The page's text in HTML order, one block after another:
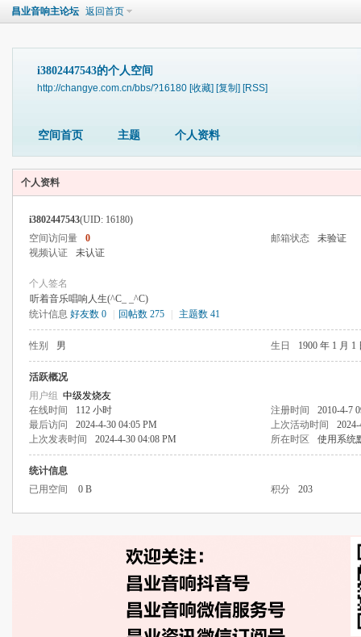
昌业音响主论坛 返回首页
i3802447543的个人空间
http://changye.com.cn/bbs/?16180 [收藏] [复制] [RSS]
空间首页 主题 个人资料
个人资料
i3802447543(UID: 16180)
空间访问量
0 邮箱状态
未验证
视频认证
未认证
个人签名
听着音乐唱响人生(^C_ _^C)
统计信息 好友数 0 回帖数 275 主题数 41
性别 男 生日 1900 年 1 月 1
活跃概况
用户组 中级发烧友
在线时间
112 小时 注册时间
2010-4-7
最后访问
2024-4-30 04:05 PM 上次活动时间
上次发表时间
2024-4-30 04:08 PM 所在时区 使用系统
统计信息
已用空间
0 B 积分 203